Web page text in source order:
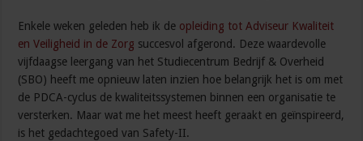
Enkele weken geleden heb ik de opleiding tot Adviseur Kwaliteit
en Veiligheid in de Zorg succesvol afgerond. Deze waardevolle
vijfdaagse leergang van het Studiecentrum Bedrijf & Overheid
(SBO) heeft me opnieuw laten inzien hoe belangrijk het is om met
de PDCA-cyclus de kwaliteitssystemen binnen een organisatie te
versterken. Maar wat me het meest heeft geraakt en geïnspireerd,
is het gedachtegoed van Safety-II.